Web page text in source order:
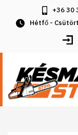
+36 30
Hétfő -